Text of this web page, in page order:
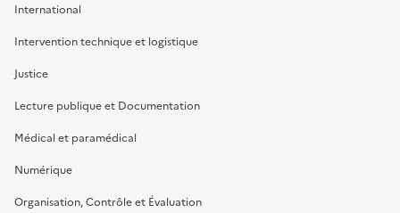
International
Intervention technique et logistique
Justice
Lecture publique et Documentation
Médical et paramédical
Numérique
Organisation, Contrôle et Évaluation